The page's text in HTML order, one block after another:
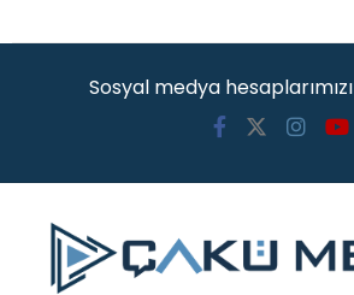
Sosyal medya